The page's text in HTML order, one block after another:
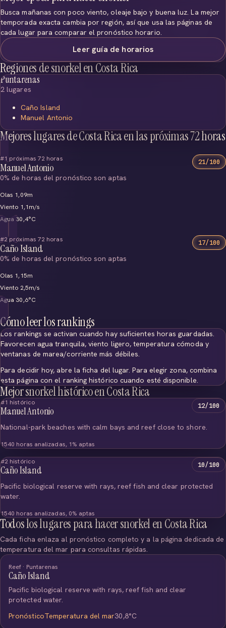
Busca mañanas con poco viento, oleaje bajo y buena luz. La mejor
temporada exacta cambia por región, así que usa las páginas de
cada lugar para comparar el pronóstico horario.
Leer guía de horarios
Regiones de snorkel en Costa Rica
Puntarenas
2 lugares
Caño Island
Manuel Antonio
Mejores lugares de Costa Rica en las próximas 72 horas
#1 próximas 72 horas
Manuel Antonio
0% de horas del pronóstico son aptas
21/100
Olas 1,09m
Viento 1,1m/s
Agua 30,4°C
#2 próximas 72 horas
Caño Island
0% de horas del pronóstico son aptas
17/100
Olas 1,15m
Viento 2,5m/s
Agua 30,6°C
Cómo leer los rankings
Los rankings se activan cuando hay suficientes horas guardadas.
Favorecen agua tranquila, viento ligero, temperatura cómoda y
ventanas de marea/corriente más débiles.
Para decidir hoy, abre la ficha del lugar. Para elegir zona, combina
esta página con el ranking histórico cuando esté disponible.
Mejor snorkel histórico en Costa Rica
#1 histórico
Manuel Antonio 12/100
National-park beaches with calm bays and reef close to shore.
1540 horas analizadas, 1% aptas
#2 histórico
Caño Island 10/100
Pacific biological reserve with rays, reef fish and clear protected
water.
1540 horas analizadas, 0% aptas
Todos los lugares para hacer snorkel en Costa Rica
Cada ficha enlaza al pronóstico completo y a la página dedicada de
temperatura del mar para consultas rápidas.
Reef · Puntarenas
Caño Island
Pacific biological reserve with rays, reef fish and clear
protected water.
PronósticoTemperatura del mar30,8°C